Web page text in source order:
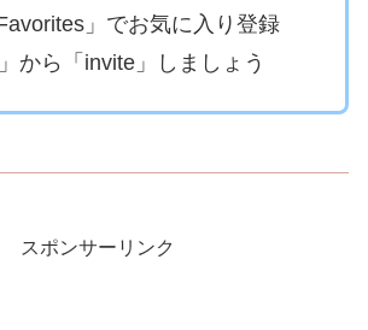
」でお気に入り登録
から「invite」しましょう
スポンサーリンク